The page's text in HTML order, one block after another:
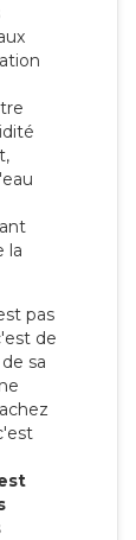
la
pas
de
sa